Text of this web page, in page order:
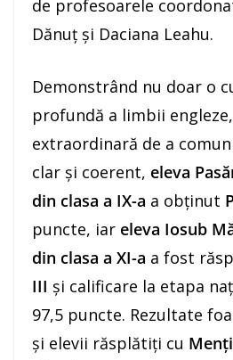
de profesoarele
Dănuț și Daciana Leahu.
Demonstrând nu doar o
profundă a limbii
extraordinară de a
clar și coerent, eleva
din clasa a IX-a a obținut
puncte, iar eleva Iosub
din clasa a XI-a a fost
III și calificare la etapa
97,5 puncte. Rezultate
și elevii răsplătiți cu